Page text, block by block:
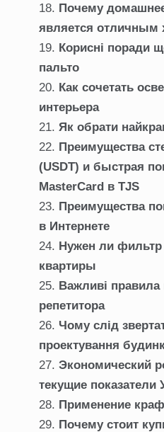
Почему
является отличным
Корисні поради
пальто
Как сочетать
интерьера
Як обрати
Преимущества
(USDT) и быстрая
MasterCard в TJS
Преимущества
в Интернете
Нужен ли
квартиры
Важливі правила
репетитора
Чому слід
проектування
Экономический
текущие показатели
Применение
Почему стоит